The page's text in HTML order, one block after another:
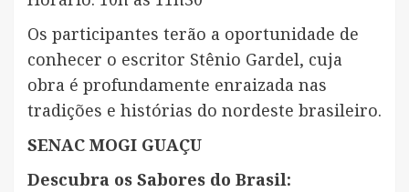
Os participantes terão a oportunidade de
conhecer o escritor Stênio Gardel, cuja
obra é profundamente enraizada nas
tradições e histórias do nordeste brasileiro.
SENAC MOGI GUAÇU
Descubra os Sabores do Brasil: